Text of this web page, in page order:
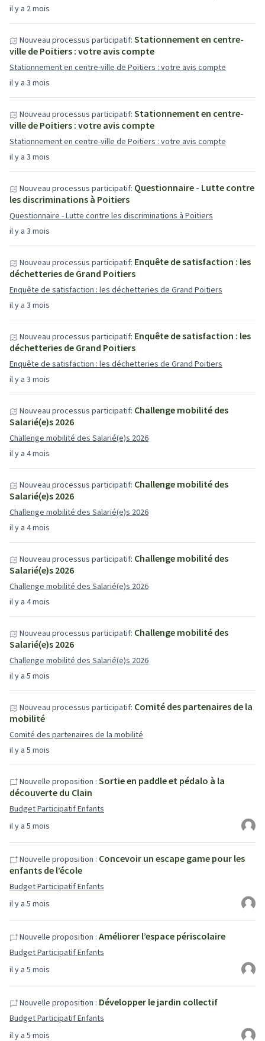
il y a 2 mois
il y a 3 mois
Nouveau processus participatif: Stationnement en centre-
ville de Poitiers : votre avis compte
Stationnement en centre-ville de Poitiers : votre avis compte
il y a 3 mois
Nouveau processus participatif: Stationnement en centre-
ville de Poitiers : votre avis compte
Stationnement en centre-ville de Poitiers : votre avis compte
il y a 3 mois
Nouveau processus participatif: Questionnaire - Lutte contre
les discriminations à Poitiers
Questionnaire - Lutte contre les discriminations à Poitiers
il y a 3 mois
Nouveau processus participatif: Enquête de satisfaction : les
déchetteries de Grand Poitiers
Enquête de satisfaction : les déchetteries de Grand Poitiers
il y a 3 mois
Nouveau processus participatif: Enquête de satisfaction : les
déchetteries de Grand Poitiers
Enquête de satisfaction : les déchetteries de Grand Poitiers
il y a 4 mois
Nouveau processus participatif: Challenge mobilité des
Salarié(e)s 2026
Challenge mobilité des Salarié(e)s 2026
il y a 4 mois
Nouveau processus participatif: Challenge mobilité des
Salarié(e)s 2026
Challenge mobilité des Salarié(e)s 2026
il y a 4 mois
Nouveau processus participatif: Challenge mobilité des
Salarié(e)s 2026
Challenge mobilité des Salarié(e)s 2026
il y a 5 mois
Nouveau processus participatif: Challenge mobilité des
Salarié(e)s 2026
Challenge mobilité des Salarié(e)s 2026
il y a 5 mois
Nouveau processus participatif: Comité des partenaires de la
mobilité
Comité des partenaires de la mobilité
il y a 5 mois
Nouvelle proposition : Sortie en paddle et pédalo à la
découverte du Clain
Budget Participatif Enfants
il y a 5 mois
Nouvelle proposition : Concevoir un escape game pour les
enfants de l’école
Budget Participatif Enfants
il y a 5 mois
Nouvelle proposition : Améliorer l’espace périscolaire
Budget Participatif Enfants
il y a 5 mois
Nouvelle proposition : Développer le jardin collectif
Budget Participatif Enfants